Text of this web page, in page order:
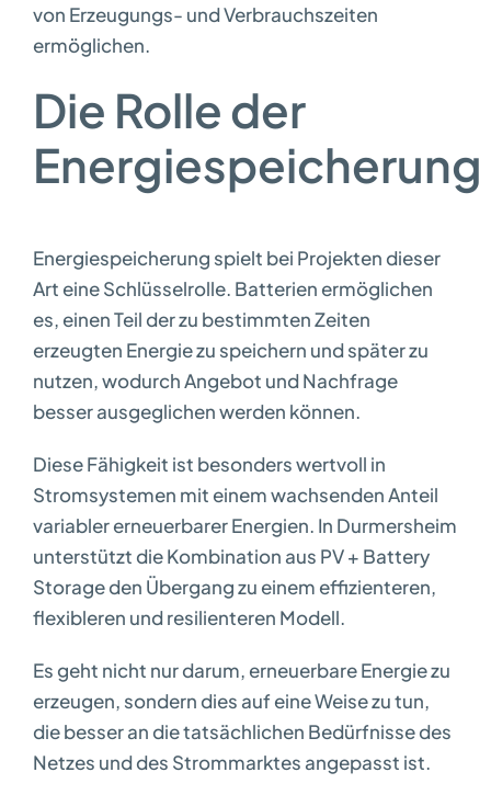
von Erzeugungs- und Verbrauchszeiten
ermöglichen.
Die Rolle der
Energiespeicherung
Energiespeicherung spielt bei Projekten dieser
Art eine Schlüsselrolle. Batterien ermöglichen
es, einen Teil der zu bestimmten Zeiten
erzeugten Energie zu speichern und später zu
nutzen, wodurch Angebot und Nachfrage
besser ausgeglichen werden können.
Diese Fähigkeit ist besonders wertvoll in
Stromsystemen mit einem wachsenden Anteil
variabler erneuerbarer Energien. In Durmersheim
unterstützt die Kombination aus PV + Battery
Storage den Übergang zu einem effizienteren,
flexibleren und resilienteren Modell.
Es geht nicht nur darum, erneuerbare Energie zu
erzeugen, sondern dies auf eine Weise zu tun,
die besser an die tatsächlichen Bedürfnisse des
Netzes und des Strommarktes angepasst ist.